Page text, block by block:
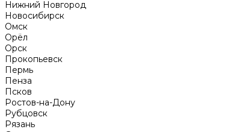
Нижний Новгород
Новосибирск
Омск
Орёл
Орск
Прокопьевск
Пермь
Пенза
Псков
Ростов-на-Дону
Рубцовск
Рязань